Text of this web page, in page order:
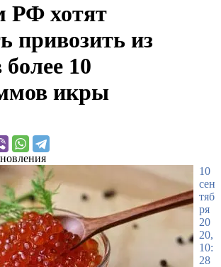
РФ хотят
привозить из
10
икры
10
сен
тяб
ря
20
20,
10:
28